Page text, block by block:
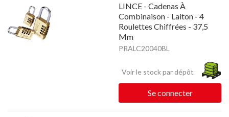
LINCE - Cadenas À
Combinaison - Laiton - 4
Roulettes Chiffrées - 37,5
Mm
PRALC20040BL
Voir le stock par dépôt
Se connecter